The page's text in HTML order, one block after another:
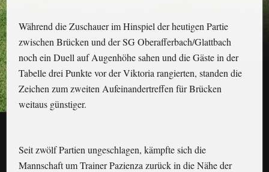
Während die Zuschauer im Hinspiel der heutigen Partie
zwischen Brücken und der SG Oberafferbach/Glattbach
noch ein Duell auf Augenhöhe sahen und die Gäste in der
Tabelle drei Punkte vor der Viktoria rangierten, standen die
Zeichen zum zweiten Aufeinandertreffen für Brücken
weitaus günstiger.
Seit zwölf Partien ungeschlagen, kämpfte sich die
Mannschaft um Trainer Pazienza zurück in die Nähe der